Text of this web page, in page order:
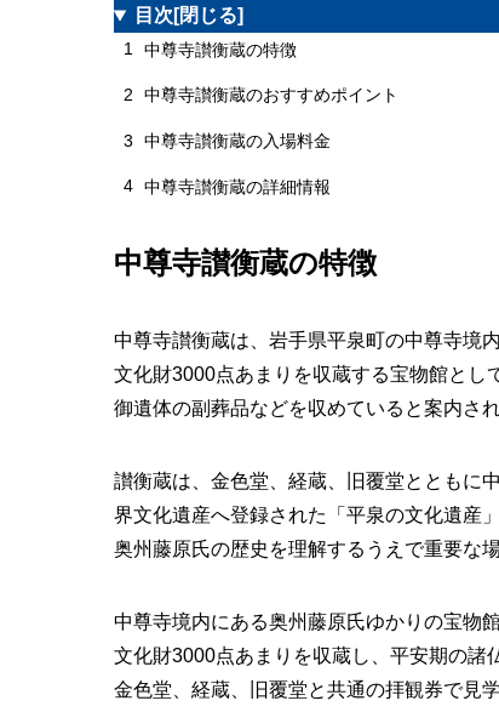
目次 [閉じる]
1 中尊寺讃衡蔵の特徴
2 中尊寺讃衡蔵のおすすめポイント
3 中尊寺讃衡蔵の入場料金
4 中尊寺讃衡蔵の詳細情報
中尊寺讃衡蔵の特徴
中尊寺讃衡蔵は、岩手県平泉町の中尊寺境
文化財3000点あまりを収蔵する宝物館とし
御遺体の副葬品などを収めていると案内され
讃衡蔵は、金色堂、経蔵、旧覆堂とともに
界文化遺産へ登録された「平泉の文化遺産
奥州藤原氏の歴史を理解するうえで重要な場
中尊寺境内にある奥州藤原氏ゆかりの宝物
文化財3000点あまりを収蔵し、平安期の諸
金色堂、経蔵、旧覆堂と共通の拝観券で見